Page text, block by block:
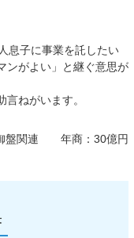
息子に事業を託したい
ンがよい」と継ぐ意思が
ねがいます。
盤関連 年商： 30億円